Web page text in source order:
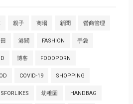
親子 商場 新聞 營商管理
港聞 FASHION 手袋
博客 FOODPORN
COVID-19 SHOPPING
幼稚園 HANDBAG